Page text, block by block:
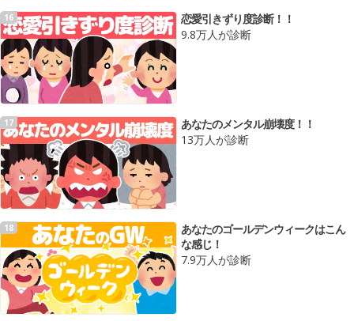
16
恋愛引きずり度診断！！
9.8万人が診断
17
あなたのメンタル崩壊度！！
13万人が診断
18
あなたのゴールデンウィークはこん
な感じ！
7.9万人が診断